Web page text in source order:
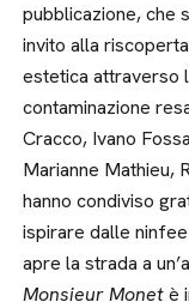
pubblicazione, che
invito alla
estetica attraverso
contaminazione
Cracco, Ivano
Marianne Mathieu,
hanno condiviso
ispirare dalle
apre la strada a
Monsieur Monetè